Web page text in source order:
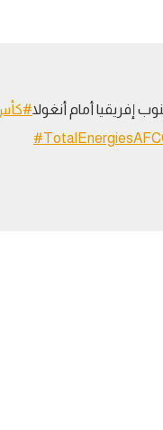
أبطال إفريقيا
إفريقيا أمام أنغولا